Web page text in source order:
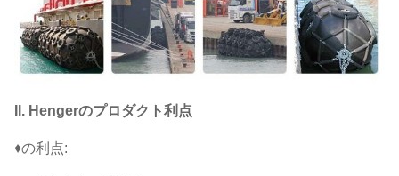
II. Hengerのプロダクト利点
♦の利点: